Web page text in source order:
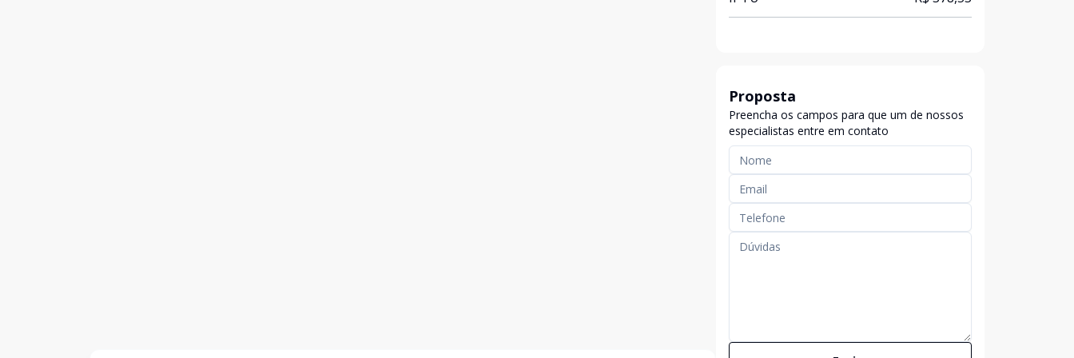
Proposta
Preencha os campos para que um de nossos
especialistas entre em contato